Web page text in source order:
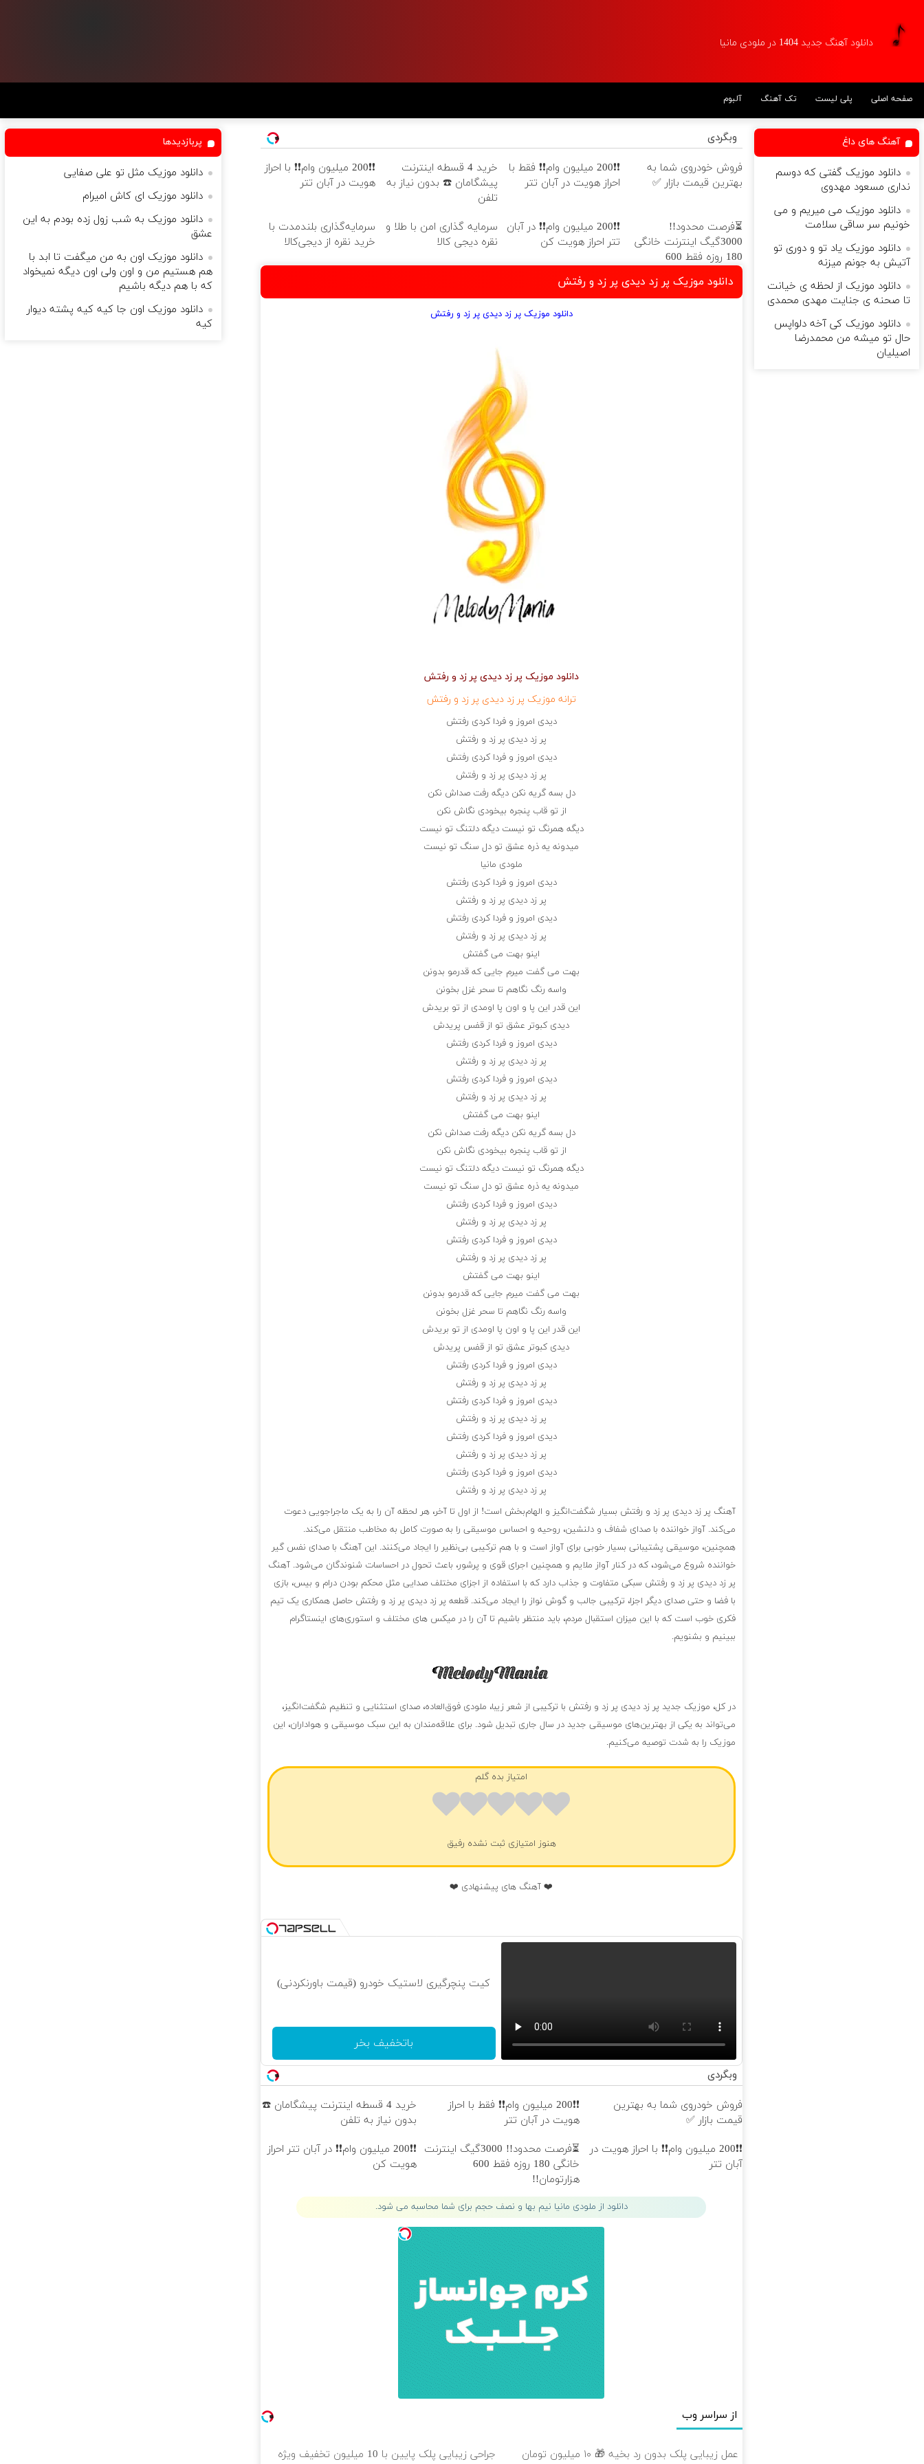
دانلود آهنگ جدید 1404 در ملودی مانیا
صفحه اصلی پلی لیست تک آهنگ آلبوم
وبگردی
فروش خودروی شما به
بهترین قیمت بازار ✅
❗❗200 میلیون وام❗❗ فقط با
احراز هویت در آبان تتر
خرید 4 قسطه اینترنت
پیشگامان ☎️ بدون نیاز به
تلفن
❗❗200 میلیون وام❗❗ با احراز
هویت در آبان تتر
⏳فرصت محدود!!
3000گیگ اینترنت خانگی
180 روزه فقط 600
هزارتومان!!
❗❗200 میلیون وام❗❗ در آبان
تتر احراز هویت کن
سرمایه گذاری امن با طلا و
نقره دیجی کالا
سرمایه‌گذاری بلندمدت با
خرید نقره از دیجی‌کالا
دانلود موزیک پر زد دیدی پر زد و رفتش
دانلود موزیک پر زد دیدی پر زد و رفتش
دانلود موزیک پر زد دیدی پر زد و رفتش
ترانه موزیک پر زد دیدی پر زد و رفتش
دیدی امروز و فردا کردی رفتش
پر زد دیدی پر زد و رفتش
دیدی امروز و فردا کردی رفتش
پر زد دیدی پر زد و رفتش
دل بسه گریه نکن دیگه رفت صداش نکن
از تو قاب پنجره بیخودی نگاش نکن
دیگه همرنگ تو نیست دیگه دلتنگ تو نیست
میدونه یه ذره عشق تو دل سنگ تو نیست
ملودی مانیا
دیدی امروز و فردا کردی رفتش
پر زد دیدی پر زد و رفتش
دیدی امروز و فردا کردی رفتش
پر زد دیدی پر زد و رفتش
اینو بهت می گفتش
بهت می گفت میرم جایی که قدرمو بدونن
واسه رنگ نگاهم تا سحر غزل بخونن
این قدر این پا و اون پا اومدی از تو بریدش
دیدی کبوتر عشق تو از قفس پریدش
دیدی امروز و فردا کردی رفتش
پر زد دیدی پر زد و رفتش
دیدی امروز و فردا کردی رفتش
پر زد دیدی پر زد و رفتش
اینو بهت می گفتش
دل بسه گریه نکن دیگه رفت صداش نکن
از تو قاب پنجره بیخودی نگاش نکن
دیگه همرنگ تو نیست دیگه دلتنگ تو نیست
میدونه یه ذره عشق تو دل سنگ تو نیست
دیدی امروز و فردا کردی رفتش
پر زد دیدی پر زد و رفتش
دیدی امروز و فردا کردی رفتش
پر زد دیدی پر زد و رفتش
اینو بهت می گفتش
بهت می گفت میرم جایی که قدرمو بدونن
واسه رنگ نگاهم تا سحر غزل بخونن
این قدر این پا و اون پا اومدی از تو بریدش
دیدی کبوتر عشق تو از قفس پریدش
دیدی امروز و فردا کردی رفتش
پر زد دیدی پر زد و رفتش
دیدی امروز و فردا کردی رفتش
پر زد دیدی پر زد و رفتش
دیدی امروز و فردا کردی رفتش
پر زد دیدی پر زد و رفتش
دیدی امروز و فردا کردی رفتش
پر زد دیدی پر زد و رفتش
آهنگ پر زد دیدی پر زد و رفتش بسیار شگفت‌انگیز و الهام‌بخش است! از اول تا آخر، هر لحظه آن را به یک ماجراجویی دعوت
می‌کند. آواز خواننده با صدای شفاف و دلنشین، روحیه و احساس موسیقی را به صورت کامل به مخاطب منتقل می‌کند.
همچنین، موسیقی پشتیبانی بسیار خوبی برای آواز است و با هم ترکیبی بی‌نظیر را ایجاد می‌کنند. این آهنگ با صدای نفس گیر
خواننده شروع می‌شود، که در کنار آواز ملایم و همچنین اجرای قوی و پرشور، باعث تحول در احساسات شنوندگان می‌شود. آهنگ
پر زد دیدی پر زد و رفتش سبکی متفاوت و جذاب دارد که با استفاده از اجزای مختلف صدایی مثل محکم بودن درام و بیس، بازی
با فضا و حتی صدای دیگر اجزا، ترکیبی جالب و گوش نواز را ایجاد می‌کند. قطعه پر زد دیدی پر زد و رفتش حاصل همکاری یک تیم
فکری خوب است که با این میزان استقبال مردم، باید منتظر باشیم تا آن را در میکس های مختلف و استوری‌های اینستاگرام
ببینیم و بشنویم.
در کل، موزیک جدید پر زد دیدی پر زد و رفتش با ترکیبی از شعر زیبا، ملودی فوق‌العاده، صدای استثنایی و تنظیم شگفت‌انگیز،
می‌تواند به یکی از بهترین‌های موسیقی جدید در سال جاری تبدیل شود. برای علاقه‌مندان به این سبک موسیقی و هواداران، این
موزیک را به شدت توصیه می‌کنیم.
امتیاز بده گلم
هنوز امتیازی ثبت نشده رفیق
❤️ آهنگ های پیشنهادی ❤️
کیت پنچرگیری لاستیک خودرو (قیمت باورنکردنی)
باتخفیف بخر
وبگردی
فروش خودروی شما به بهترین
قیمت بازار ✅
❗❗200 میلیون وام❗❗ فقط با احراز
هویت در آبان تتر
خرید 4 قسطه اینترنت پیشگامان ☎️
بدون نیاز به تلفن
❗❗200 میلیون وام❗❗ با احراز هویت در
آبان تتر
⏳فرصت محدود!! 3000گیگ اینترنت
خانگی 180 روزه فقط 600
هزارتومان!!
❗❗200 میلیون وام❗❗ در آبان تتر احراز
هویت کن
دانلود از ملودی مانیا نیم بها و نصف حجم برای شما محاسبه می شود.
از سراسر وب
عمل زیبایی پلک بدون رد بخیه 🎁 ۱۰ میلیون تومان
جراحی زیبایی پلک پایین با 10 میلیون تخفیف ویژه
آهنگ های داغ
دانلود موزیک گفتی که دوسم
نداری مسعود مهدوی
دانلود موزیک می میریم و می
خونیم سر ساقی سلامت
دانلود موزیک یاد تو و دوری تو
آتیش به جونم میزنه
دانلود موزیک از لحظه ی خیانت
تا صحنه ی جنایت مهدی محمدی
دانلود موزیک کی آخه دلواپس
حال تو میشه من محمدرضا
اصیلیان
پربازدیدها
دانلود موزیک مثل تو علی صفایی
دانلود موزیک ای کاش امیرام
دانلود موزیک به شب زول زده بودم به این
عشق
دانلود موزیک اون به من میگفت تا ابد با
هم هستیم من و اون ولی اون دیگه نمیخواد
که با هم دیگه باشیم
دانلود موزیک اون جا کیه کیه پشته دیوار
کیه